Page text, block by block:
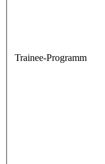
Trainee-Programm